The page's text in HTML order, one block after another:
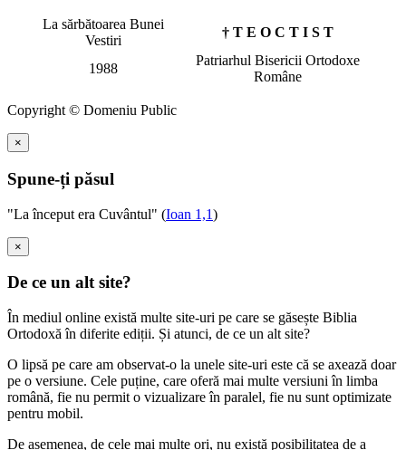
La sărbătoarea Bunei
Vestiri
† T E O C T I S T
1988
Patriarhul Bisericii Ortodoxe
Române
Copyright © Domeniu Public
×
Spune-ți păsul
"La început era Cuvântul" (Ioan 1,1)
×
De ce un alt site?
În mediul online există multe site-uri pe care se găsește Biblia
Ortodoxă în diferite ediții. Și atunci, de ce un alt site?
O lipsă pe care am observat-o la unele site-uri este că se axează doar
pe o versiune. Cele puține, care oferă mai multe versiuni în limba
română, fie nu permit o vizualizare în paralel, fie nu sunt optimizate
pentru mobil.
De asemenea, de cele mai multe ori, nu există posibilitatea de a